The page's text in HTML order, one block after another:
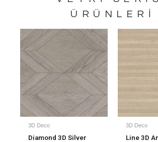
ÜRÜNLERI
3D Deco
Diamond 3D Silver
3D Deco
Line 3D